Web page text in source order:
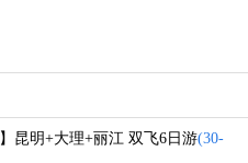
】昆明+大理+丽江 双飞6日游(30-